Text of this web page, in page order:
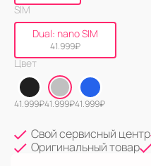
SIM
Dual: nano SIM
41.999₽
Цвет
41.999₽41.999₽41.999₽
Свой сервисный центр
Оригинальный товар